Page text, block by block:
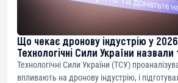
Що чекає дронову індустрію у
Технологічні Сили України назвали
Технологічні Сили України (ТСУ)
впливають на дронову індустрію, і